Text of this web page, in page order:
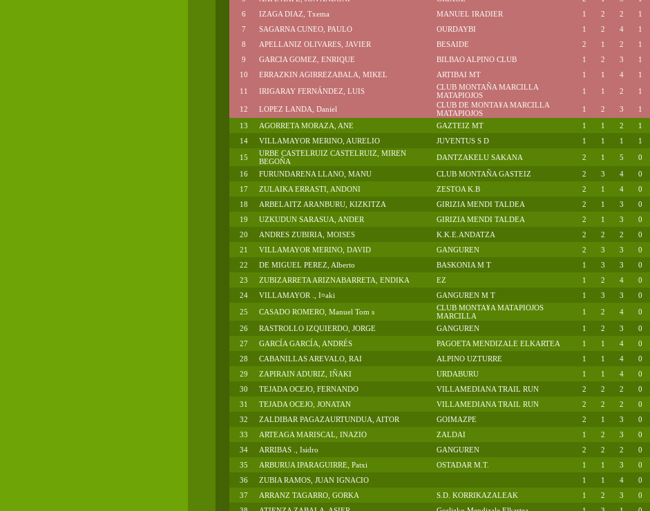
6
IZAGA DIAZ, Txema MANUEL IRADIER 1 2 2 1
7
SAGARNA CUNEO, PAULO OURDAYBI 1 2 4 1
8
APELLANIZ OLIVARES, JAVIER BESAIDE 2 1 2 1
9
GARCIA GOMEZ, ENRIQUE BILBAO ALPINO CLUB 1 2 3 1
10
ERRAZKIN AGIRREZABALA, MIKEL ARTIBAI MT 1 1 4 1
11
IRIGARAY FERNÁNDEZ, LUIS
CLUB MONTAÑA MARCILLA
MATAPIOJOS
1 1 2 1
12 LOPEZ LANDA, Daniel
CLUB DE MONTA¥A MARCILLA
MATAPIOJOS
1 2 3 1
13
AGORRETA MORAZA, ANE GAZTEIZ MT 1 1 2 1
14
VILLAMAYOR MERINO, AURELIO JUVENTUS S D 1 1 1 1
15
URBE CASTELRUIZ CASTELRUIZ, MIREN
BEGOÑA
DANTZAKELU SAKANA 2 1 5 0
16
FURUNDARENA LLANO, MANU CLUB MONTAÑA GASTEIZ 2 3 4 0
17
ZULAIKA ERRASTI, ANDONI ZESTOA K.B 2 1 4 0
18
ARBELAITZ ARANBURU, KIZKITZA GIRIZIA MENDI TALDEA 2 1 3 0
19
UZKUDUN SARASUA, ANDER GIRIZIA MENDI TALDEA 2 1 3 0
20
ANDRES ZUBIRIA, MOISES K.K.E.ANDATZA 2 2 2 0
21
VILLAMAYOR MERINO, DAVID GANGUREN 2 3 3 0
22
DE MIGUEL PEREZ, Alberto BASKONIA M T 1 3 3 0
23
ZUBIZARRETA ARIZNABARRETA, ENDIKA EZ 1 2 4 0
24
VILLAMAYOR ., I¤aki GANGUREN M T 1 3 3 0
25
CASADO ROMERO, Manuel Tom s
CLUB MONTA¥A MATAPIOJOS
MARCILLA
1 2 4 0
26
RASTROLLO IZQUIERDO, JORGE GANGUREN 1 2 3 0
27
GARCÍA GARCÍA, ANDRÉS PAGOETA MENDIZALE ELKARTEA 1 1 4 0
28
CABANILLAS AREVALO, RAI ALPINO UZTURRE 1 1 4 0
29
ZAPIRAIN ADURIZ, IÑAKI URDABURU 1 1 4 0
30
TEJADA OCEJO, FERNANDO VILLAMEDIANA TRAIL RUN 2 2 2 0
31
TEJADA OCEJO, JONATAN VILLAMEDIANA TRAIL RUN 2 2 2 0
32
ZALDIBAR PAGAZAURTUNDUA, AITOR GOIMAZPE 2 1 3 0
33
ARTEAGA MARISCAL, INAZIO ZALDAI 1 2 3 0
34
ARRIBAS ., Isidro GANGUREN 2 2 2 0
35
ARBURUA IPARAGUIRRE, Patxi OSTADAR M.T. 1 1 3 0
36
ZUBIA RAMOS, JUAN IGNACIO 1 1 4 0
37
ARRANZ TAGARRO, GORKA S.D. KORRIKAZALEAK 1 2 3 0